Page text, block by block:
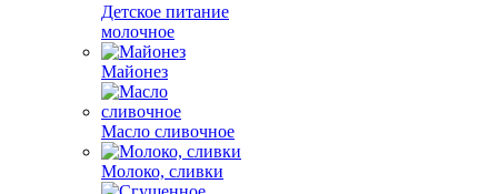
Детское питание
молочное
Майонез
Масло сливочное
Молоко, сливки